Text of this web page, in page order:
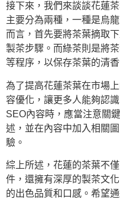
接下來，我們來談談花蓮
主要分為兩種，一種是烏
而言，首先要將茶葉摘取
製茶步驟。而綠茶則是將
等程序，以保存茶葉的清香
為了提高花蓮茶葉在市場
容優化，讓更多人能夠認
SEO內容時，應當注意關
述，並在內容中加入相關
驗。
綜上所述，花蓮的茶葉不
件，還擁有深厚的製茶文
的出色品質和口感。希望